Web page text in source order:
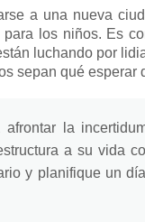
a una nueva
los niños. Es
luchando por
sepan qué
la
a su vida
y planifique un